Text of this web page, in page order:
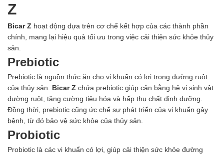
Z
Bicar Z hoạt động dựa trên cơ chế kết hợp của các thành phần
chính, mang lại hiệu quả tối ưu trong việc cải thiện sức khỏe thủy
sản.
Prebiotic
Prebiotic là nguồn thức ăn cho vi khuẩn có lợi trong đường ruột
của thủy sản. Bicar Z chứa prebiotic giúp cân bằng hệ vi sinh vật
đường ruột, tăng cường tiêu hóa và hấp thụ chất dinh dưỡng.
Đồng thời, prebiotic cũng ức chế sự phát triển của vi khuẩn gây
bệnh, từ đó bảo vệ sức khỏe của thủy sản.
Probiotic
Probiotic là các vi khuẩn có lợi, giúp cải thiện sức khỏe đường